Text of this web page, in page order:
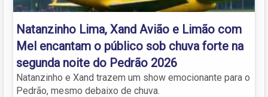
Natanzinho Lima, Xand Avião e Limão com
Mel encantam o público sob chuva forte na
segunda noite do Pedrão 2026
Natanzinho e Xand trazem um show emocionante para o
Pedrão, mesmo debaixo de chuva.